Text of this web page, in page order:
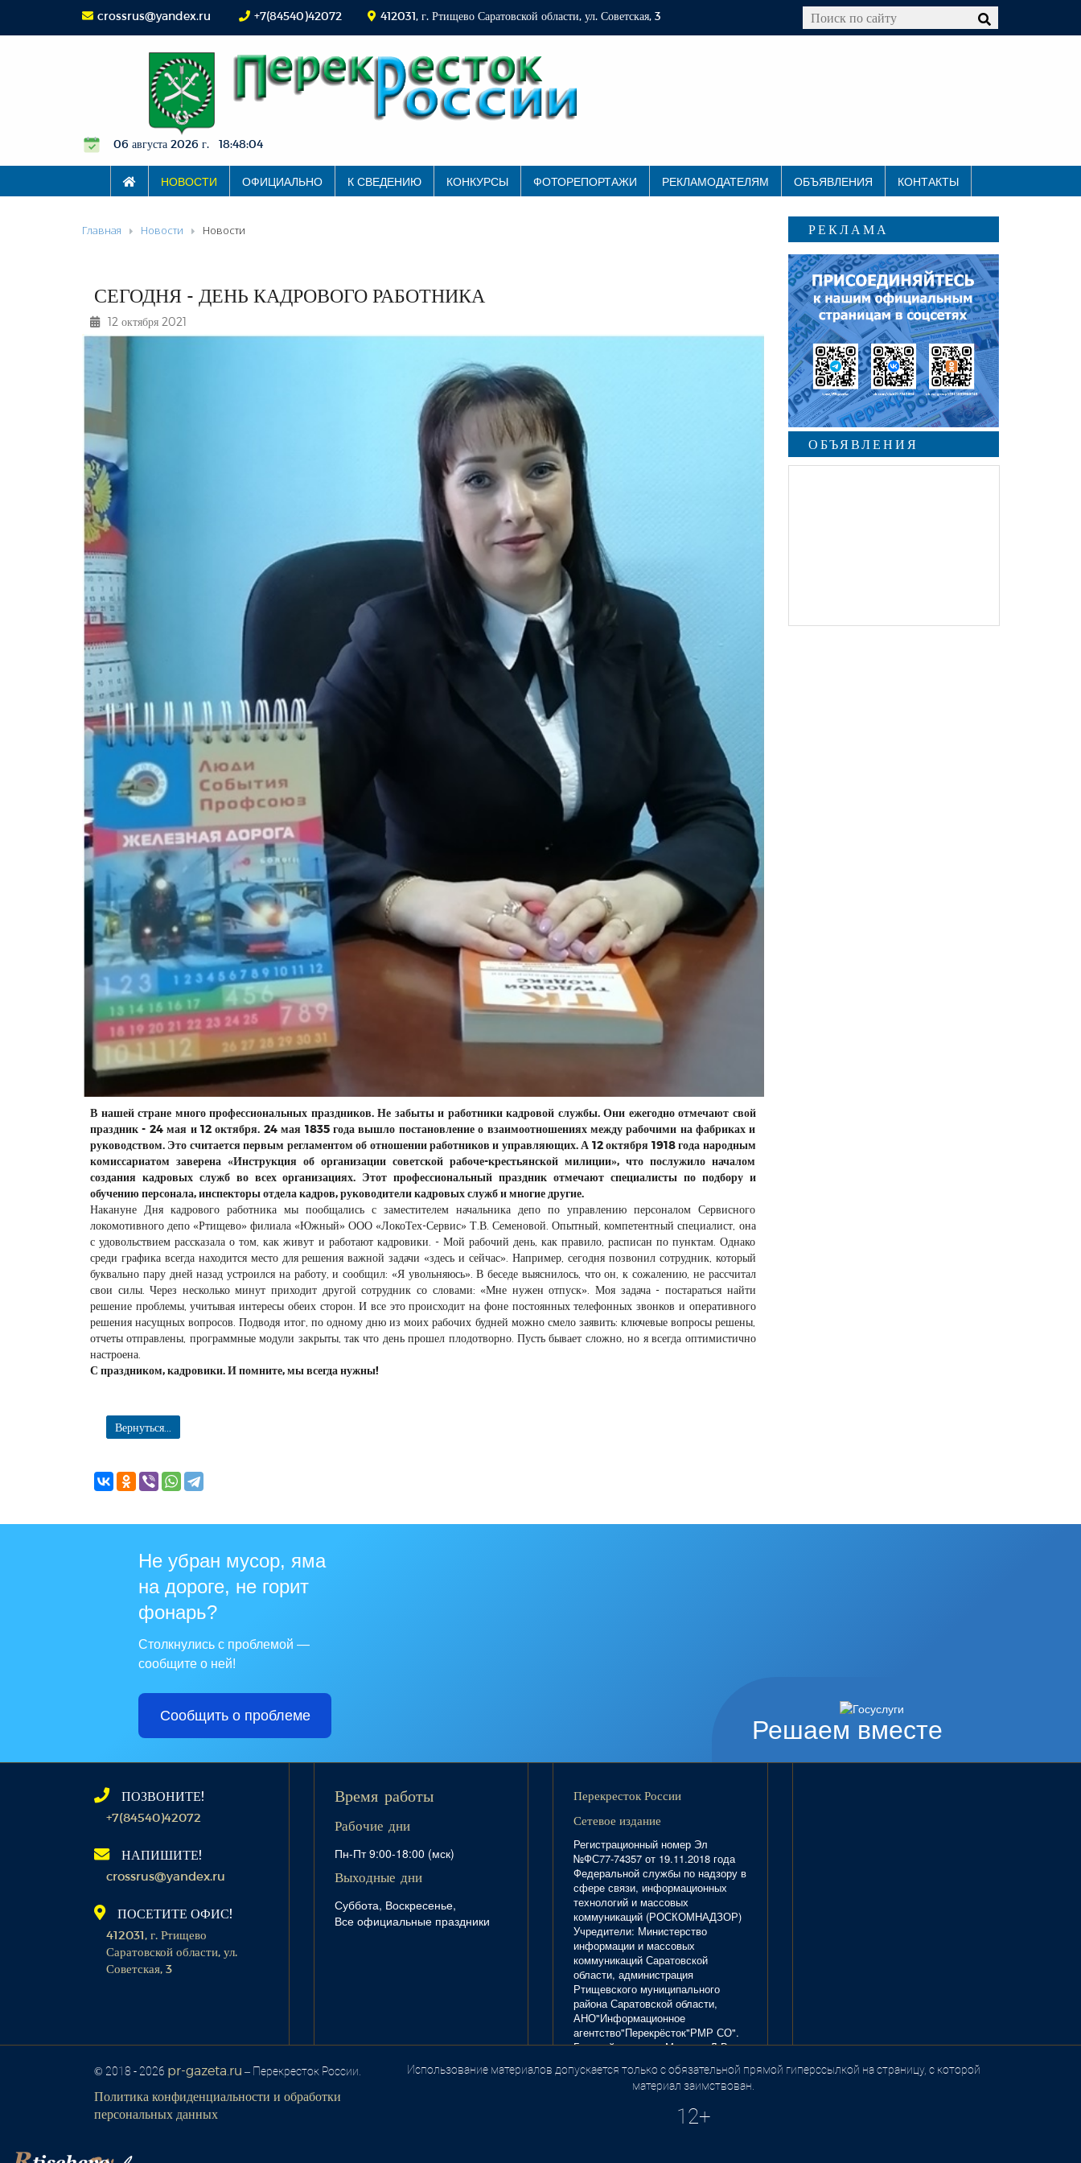
crossrus@yandex.ru +7(84540)42072 412031, г. Ртищево Саратовской области, ул. Советская, 3
06 августа 2026 г. 18:48:05
НОВОСТИ ОФИЦИАЛЬНО К СВЕДЕНИЮ КОНКУРСЫ ФОТОРЕПОРТАЖИ РЕКЛАМОДАТЕЛЯМ ОБЪЯВЛЕНИЯ КОНТАКТЫ
Главная Новости Новости
СЕГОДНЯ - ДЕНЬ КАДРОВОГО РАБОТНИКА
12 октября 2021
В нашей стране много профессиональных праздников. Не забыты и работники кадровой службы. Они ежегодно отмечают свой
праздник - 24 мая и 12 октября. 24 мая 1835 года вышло постановление о взаимоотношениях между рабочими на фабриках и
руководством. Это считается первым регламентом об отношении работников и управляющих. А 12 октября 1918 года народным
комиссариатом заверена «Инструкция об организации советской рабоче-крестьянской милиции», что послужило началом
создания кадровых служб во всех организациях. Этот профессиональный праздник отмечают специалисты по подбору и
обучению персонала, инспекторы отдела кадров, руководители кадровых служб и многие другие.
Накануне Дня кадрового работника мы пообщались с заместителем начальника депо по управлению персоналом Сервисного
локомотивного депо «Ртищево» филиала «Южный» ООО «ЛокоТех-Сервис» Т.В. Семеновой. Опытный, компетентный специалист, она
с удовольствием рассказала о том, как живут и работают кадровики. - Мой рабочий день, как правило, расписан по пунктам. Однако
среди графика всегда находится место для решения важной задачи «здесь и сейчас». Например, сегодня позвонил сотрудник, который
буквально пару дней назад устроился на работу, и сообщил: «Я увольняюсь». В беседе выяснилось, что он, к сожалению, не рассчитал
свои силы. Через несколько минут приходит другой сотрудник со словами: «Мне нужен отпуск». Моя задача - постараться найти
решение проблемы, учитывая интересы обеих сторон. И все это происходит на фоне постоянных телефонных звонков и оперативного
решения насущных вопросов. Подводя итог, по одному дню из моих рабочих будней можно смело заявить: ключевые вопросы решены,
отчеты отправлены, программные модули закрыты, так что день прошел плодотворно. Пусть бывает сложно, но я всегда оптимистично
настроена.
С праздником, кадровики. И помните, мы всегда нужны!
Вернуться...
РЕКЛАМА
ОБЪЯВЛЕНИЯ
Решаем вместе
Не убран мусор, яма
на дороге, не горит
фонарь?
Столкнулись с проблемой —
сообщите о ней!
Сообщить о проблеме
ПОЗВОНИТЕ!
+7(84540)42072
НАПИШИТЕ!
crossrus@yandex.ru
ПОСЕТИТЕ ОФИС!
412031, г. Ртищево
Саратовской области, ул.
Советская, 3
Время работы
Рабочие дни
Пн-Пт 9:00-18:00 (мск)
Выходные дни
Суббота, Воскресенье,
Все официальные праздники
Перекресток России
Сетевое издание
Регистрационный номер Эл
№ФС77-74357 от 19.11.2018 года
Федеральной службы по надзору в
сфере связи, информационных
технологий и массовых
коммуникаций (РОСКОМНАДЗОР)
Учредители: Министерство
информации и массовых
коммуникаций Саратовской
области, администрация
Ртищевского муниципального
района Саратовской области,
АНО"Информационное
агентство"Перекрёсток"РМР СО".
Главный редактор Маркова Л.В.
Тел. 8(84540)4-20-72; отдел
рекламы - 4-29-10.
© 2018 - 2026 pr-gazeta.ru – Перекресток России.
Политика конфиденциальности и обработки
персональных данных
Использование материалов допускается только с обязательной прямой гиперссылкой на страницу, с которой
материал заимствован.
12+